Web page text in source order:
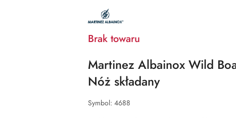
NAZWA
PRODUCENTA:
MARTINEZ
ALBAINOX
Brak towaru
Martinez Albainox Wild
Nóż składany
Symbol: 4688